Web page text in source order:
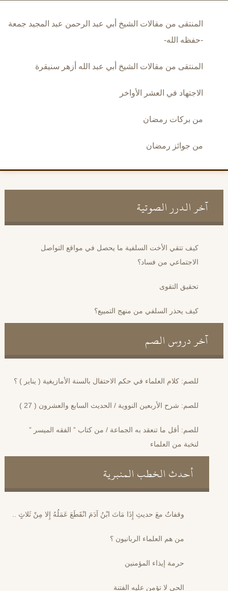
المنتقى من مقالات الشيخ أبي عبد الرحمن عبد المجيد جمعة
-حفظه الله-
المنتقى من مقالات الشيخ أبي عبد الله أزهر سنيقرة
الاجتهاد في العشر الأواخر
من بركات رمضان
من جوائز رمضان
آخر الدرر الصوتية
كيف تتقي الأخت السلفية ما يحصل في مواقع التواصل
الاجتماعي من فساد؟
تحقيق التقوى
كيف يحذر السلفي من منهج التمييع؟
آخر دروس الصم
للصم: كلام العلماء في حكم الاحتفال بالسنة الأمازيغية ( يناير ) ؟
للصم: شرح الأربعين النووية / الحديث السابع والعشرون ( 27 )
للصم: أقل ما تنعقد به الجماعة / من كتاب ” الفقه الميسر ”
لنخبة من العلماء
أحدث الخطب المنبرية
وقفاتٌ معَ حديثِ إِذَا مَاتَ ابْنُ آدَمَ انْقَطَعَ عَمَلُهُ إِلا مِنْ ثَلاثٍ ..
من هم العلماء الربانيون ؟
حرمة إيذاء المؤمنين
الحي لا تؤمن عليه الفتنة